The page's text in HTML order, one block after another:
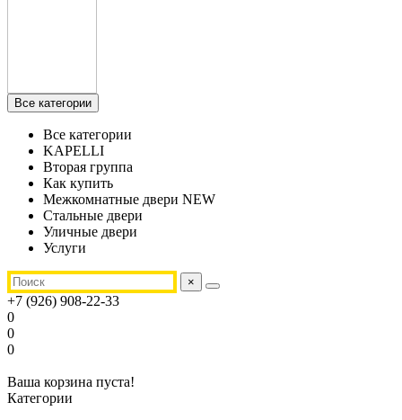
Все категории
Все категории
KAPELLI
Вторая группа
Как купить
Межкомнатные двери NEW
Стальные двери
Уличные двери
Услуги
×
+7 (926) 908-22-33
0
0
0
Ваша корзина пуста!
Категории